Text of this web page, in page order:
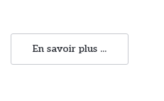
En savoir plus ...